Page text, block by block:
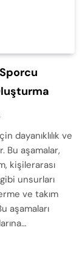
dayanıklılık ve
Bu aşamalar,
kişilerarası
unsurları
ve takım
aşamaları